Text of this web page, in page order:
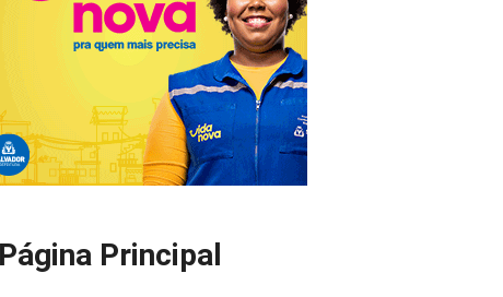
Página Principal